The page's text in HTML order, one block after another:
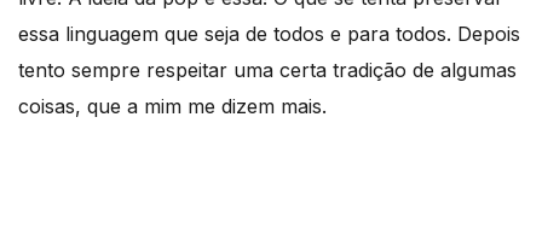
essa linguagem que seja de todos e para todos. Depois
tento sempre respeitar uma certa tradição de algumas
coisas, que a mim me dizem mais.